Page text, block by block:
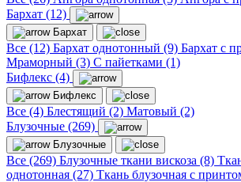
Бархат (12)
Бархат
Все (12) Бархат однотонный (9) Бархат с
Мраморный (3) С пайетками (1)
Бифлекс (4)
Бифлекс
Все (4) Блестящий (2) Матовый (2)
Блузочные (269)
Блузочные
Все (269) Блузочные ткани вискоза (8)
однотонная (27) Ткань блузочная с